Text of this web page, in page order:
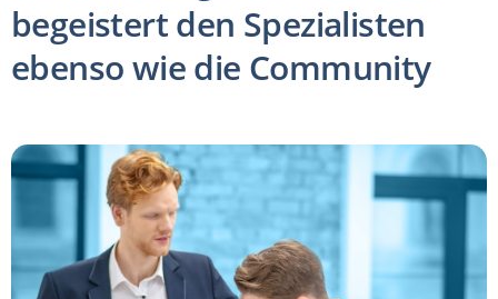
begeistert den Spezialisten
ebenso wie die Community